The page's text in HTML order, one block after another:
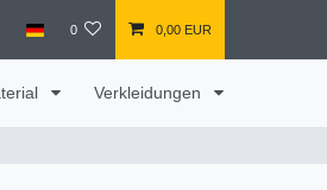
0 0,00 EUR
Verkleidungen